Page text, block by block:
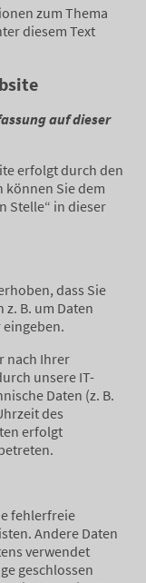
zum Thema
diesem Text
auf dieser
erfolgt durch den
können Sie dem
Stelle“ in dieser
dass Sie
B. um Daten
nach Ihrer
unsere IT-
Daten (z. B.
des
erfolgt
fehlerfreie
Andere Daten
verwendet
geschlossen